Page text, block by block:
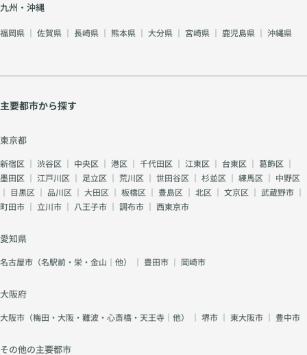
九州・沖縄
福岡県 ｜ 佐賀県 ｜ 長崎県 ｜ 熊本県 ｜ 大分県 ｜ 宮崎県 ｜ 鹿児島県 ｜ 沖縄県
主要都市から探す
東京都
新宿区 ｜ 渋谷区 ｜ 中央区 ｜ 港区 ｜ 千代田区 ｜ 江東区 ｜ 台東区 ｜ 葛飾区 ｜
墨田区 ｜ 江戸川区 ｜ 足立区 ｜ 荒川区 ｜ 世田谷区 ｜ 杉並区 ｜ 練馬区 ｜ 中野区
｜ 目黒区 ｜ 品川区 ｜ 大田区 ｜ 板橋区 ｜ 豊島区 ｜ 北区 ｜ 文京区 ｜ 武蔵野市 ｜
町田市 ｜ 立川市 ｜ 八王子市 ｜ 調布市 ｜ 西東京市
愛知県
名古屋市（名駅前・栄・金山｜他） ｜ 豊田市 ｜ 岡崎市
大阪府
大阪市（梅田・大阪・難波・心斎橋・天王寺｜他） ｜ 堺市 ｜ 東大阪市 ｜ 豊中市
その他の主要都市